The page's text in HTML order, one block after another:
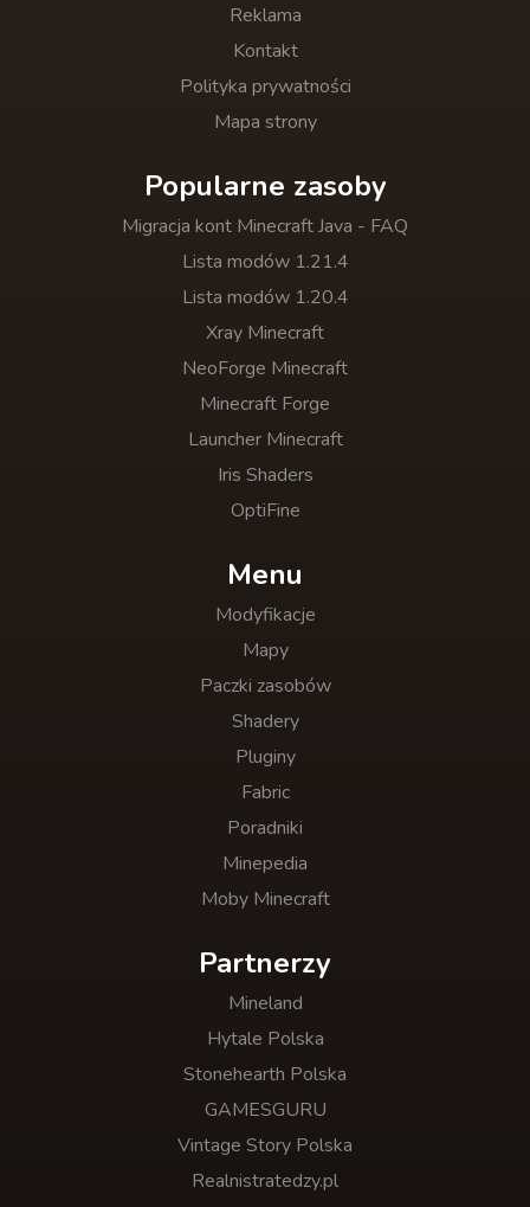
Reklama
Kontakt
Polityka prywatności
Mapa strony
Popularne zasoby
Migracja kont Minecraft Java - FAQ
Lista modów 1.21.4
Lista modów 1.20.4
Xray Minecraft
NeoForge Minecraft
Minecraft Forge
Launcher Minecraft
Iris Shaders
OptiFine
Menu
Modyfikacje
Mapy
Paczki zasobów
Shadery
Pluginy
Fabric
Poradniki
Minepedia
Moby Minecraft
Partnerzy
Mineland
Hytale Polska
Stonehearth Polska
GAMESGURU
Vintage Story Polska
Realnistratedzy.pl